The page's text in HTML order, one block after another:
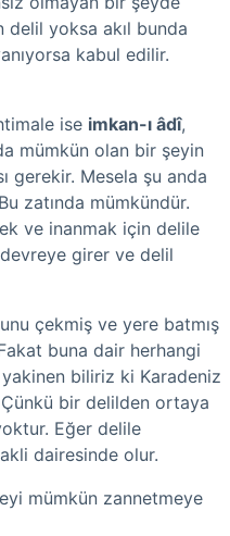
delil yoksa akıl bunda
kabul edilir.
ise imkan-ı âdî,
mümkün olan bir şeyin
gerekir. Mesela şu anda
zatında mümkündür.
ve inanmak için delile
girer ve delil
çekmiş ve yere batmış
buna dair herhangi
biliriz ki Karadeniz
bir delilden ortaya
Eğer delile
dairesinde olur.
mümkün zannetmeye